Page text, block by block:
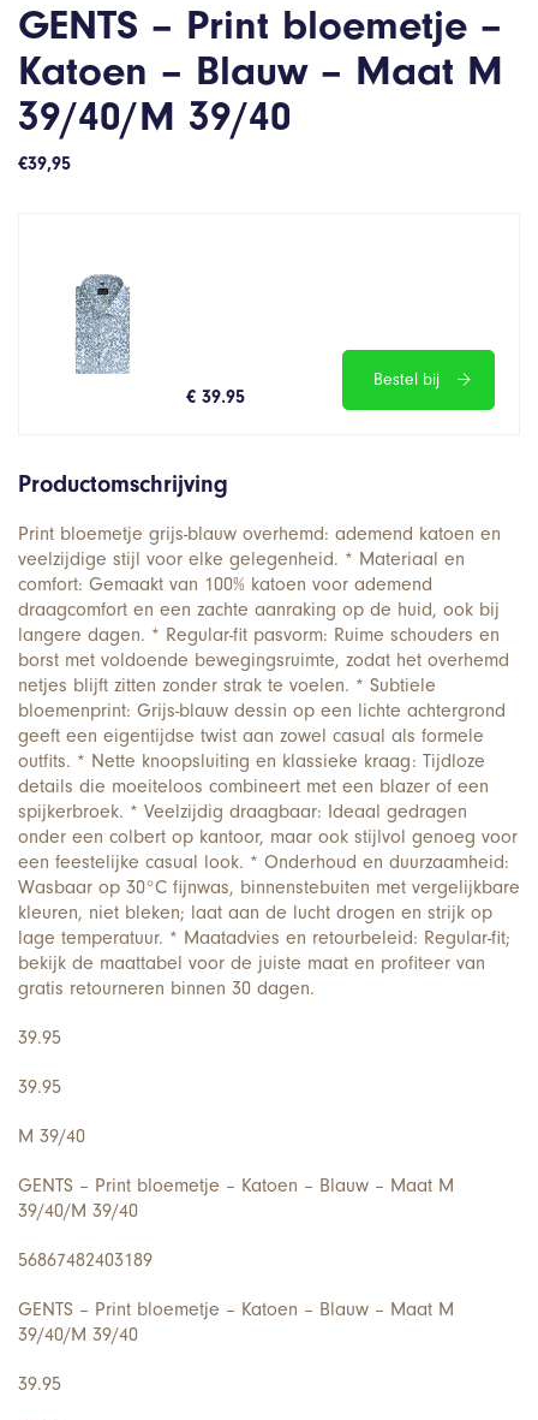
GENTS – Print bloemetje –
Katoen – Blauw – Maat M
39/40/M 39/40
€39,95
€ 39.95
Bestel bij
Productomschrijving
Print bloemetje grijs-blauw overhemd: ademend katoen en
veelzijdige stijl voor elke gelegenheid. * Materiaal en
comfort: Gemaakt van 100% katoen voor ademend
draagcomfort en een zachte aanraking op de huid, ook bij
langere dagen. * Regular-fit pasvorm: Ruime schouders en
borst met voldoende bewegingsruimte, zodat het overhemd
netjes blijft zitten zonder strak te voelen. * Subtiele
bloemenprint: Grijs-blauw dessin op een lichte achtergrond
geeft een eigentijdse twist aan zowel casual als formele
outfits. * Nette knoopsluiting en klassieke kraag: Tijdloze
details die moeiteloos combineert met een blazer of een
spijkerbroek. * Veelzijdig draagbaar: Ideaal gedragen
onder een colbert op kantoor, maar ook stijlvol genoeg voor
een feestelijke casual look. * Onderhoud en duurzaamheid:
Wasbaar op 30°C fijnwas, binnenstebuiten met vergelijkbare
kleuren, niet bleken; laat aan de lucht drogen en strijk op
lage temperatuur. * Maatadvies en retourbeleid: Regular-fit;
bekijk de maattabel voor de juiste maat en profiteer van
gratis retourneren binnen 30 dagen.
39.95
39.95
M 39/40
GENTS – Print bloemetje – Katoen – Blauw – Maat M
39/40/M 39/40
56867482403189
GENTS – Print bloemetje – Katoen – Blauw – Maat M
39/40/M 39/40
39.95